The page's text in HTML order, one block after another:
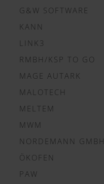
G&W SOFTWARE
KANN
LINK3
RMBH/KSP TO GO
MAGE AUTARK
MALOTECH
MELTEM
MWM
NORDEMANN GMBH
ÖKOFEN
PAW